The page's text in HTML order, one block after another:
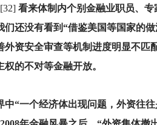
看来体制内个别金融业职员、
们还没有看到“借鉴美国等国家的
外资安全审查等机制进度明显不匹
的不对等金融开放。
中“一个经济体出现问题，外资往